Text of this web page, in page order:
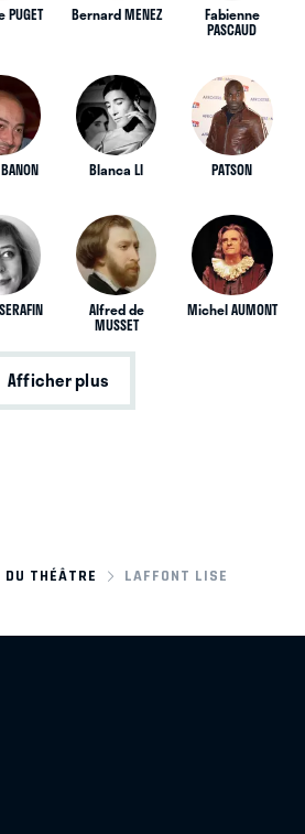
Bernard MENEZ Fabienne
PASCAUD
Blanca LI PATSON
Alfred de
MUSSET
Michel AUMONT
Afficher plus
DU THÉÂTRE LAFFONT LISE